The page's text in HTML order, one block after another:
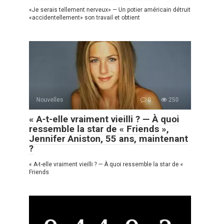
«Je serais tellement nerveux» — Un potier américain détruit
«accidentellement» son travail et obtient
Nouvelles 0 250
« A-t-elle vraiment vieilli ? — À quoi
ressemble la star de « Friends »,
Jennifer Aniston, 55 ans, maintenant
?
« A-t-elle vraiment vieilli ? — À quoi ressemble la star de «
Friends